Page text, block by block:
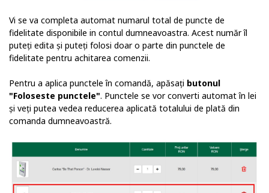
Vi se va completa automat numarul total de puncte de
fidelitate disponibile in contul dumneavoastra. Acest număr îl
puteți edita și puteți folosi doar o parte din punctele de
fidelitate pentru achitarea comenzii.
Pentru a aplica punctele în comandă, apăsați butonul
"Foloseste punctele". Punctele se vor converti automat în lei
și veți putea vedea reducerea aplicată totalului de plată din
comanda dumneavoastră.